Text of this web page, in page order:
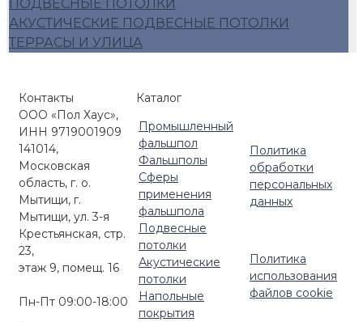
Алюминиевый фальшпол
Плиты фальшопола 600*600
Люки для фальшпола
ПОДВЕСНЫЕ ПОТОЛКИ
АКУСТИЧЕСКИЕ ПОДВЕСНЫЕ ПОТОЛКИ
ТЕРРАСЫ И УЛИЦА
Контакты
ООО «Пол Хаус»,
ИНН 9719001909
141014,
Московская
область, г. о.
Мытищи, г.
Мытищи, ул. 3-я
Крестьянская, стр.
23,
этаж 9, помещ. 16
Пн-Пт 09:00-18:00
Каталог
Промышленный
фальшпол
Фальшполы
Сферы
применения
фальшпола
Подвесные
потолки
Акустические
потолки
Напольные
покрытия
Политика
обработки
персональных
данных
Политика
использования
файлов cookie